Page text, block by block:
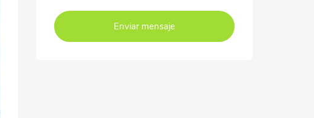
Enviar mensaje